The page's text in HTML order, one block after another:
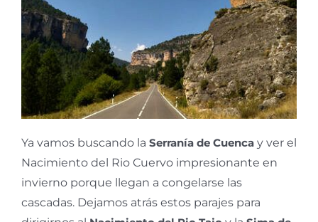
Ya vamos buscando la Serranía de Cuenca y ver el
Nacimiento del Rio Cuervo impresionante en
invierno porque llegan a congelarse las
cascadas. Dejamos atrás estos parajes para